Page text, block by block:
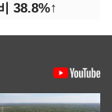
38.8%↑